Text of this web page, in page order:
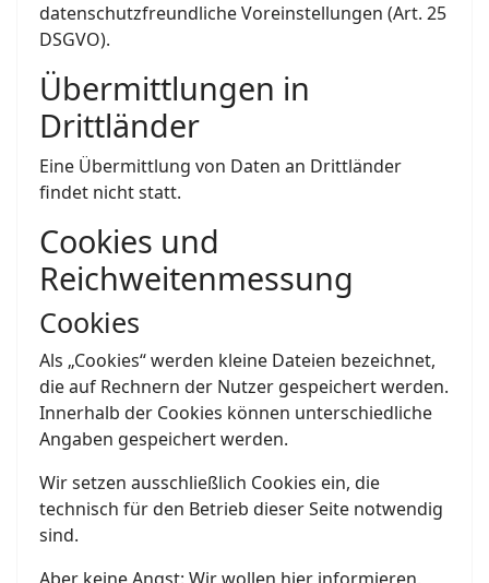
datenschutzfreundliche Voreinstellungen (Art. 25
DSGVO).
Übermittlungen in
Drittländer
Eine Übermittlung von Daten an Drittländer
findet nicht statt.
Cookies und
Reichweitenmessung
Cookies
Als „Cookies“ werden kleine Dateien bezeichnet,
die auf Rechnern der Nutzer gespeichert werden.
Innerhalb der Cookies können unterschiedliche
Angaben gespeichert werden.
Wir setzen ausschließlich Cookies ein, die
technisch für den Betrieb dieser Seite notwendig
sind.